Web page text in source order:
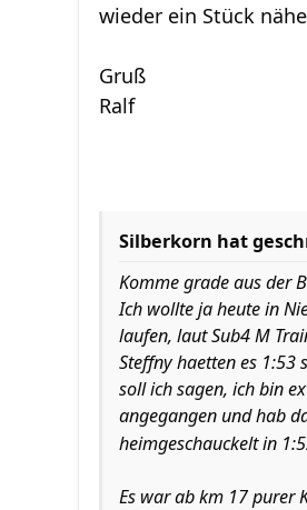
wieder ein Stück
Gruß
Ralf
Silberkorn hat
Komme grade aus der
Ich wollte ja heute in
laufen, laut Sub4 M
Steffny haetten es 1:53
soll ich sagen, ich bin
angegangen und hab
heimgeschauckelt in
Es war ab km 17 purer